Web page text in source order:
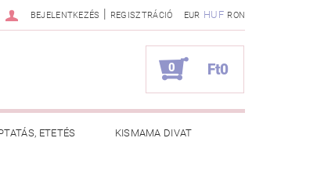
EUR HUF RON
BEJELENTKEZÉS | REGISZTRÁCIÓ
0 Ft0
ETETÉS KISMAMA DIVAT